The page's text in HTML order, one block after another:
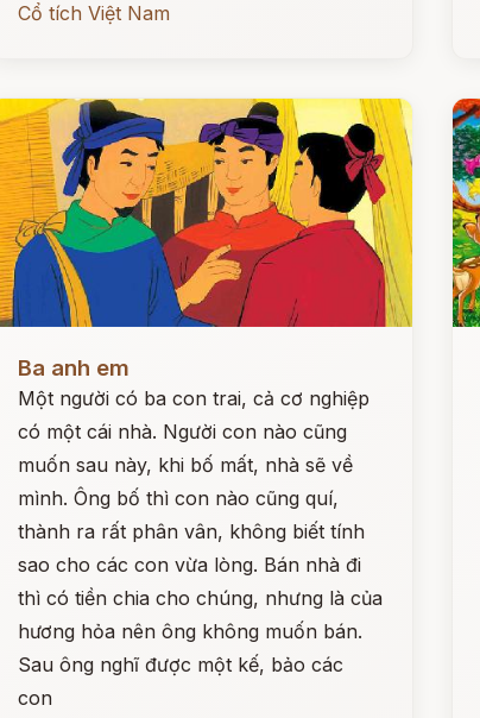
Cổ tích Việt Nam
Ba anh em
Một người có ba con trai, cả cơ nghiệp
có một cái nhà. Người con nào cũng
muốn sau này, khi bố mất, nhà sẽ về
mình. Ông bố thì con nào cũng quí,
thành ra rất phân vân, không biết tính
sao cho các con vừa lòng. Bán nhà đi
thì có tiền chia cho chúng, nhưng là của
hương hỏa nên ông không muốn bán.
Sau ông nghĩ được một kế, bảo các
con